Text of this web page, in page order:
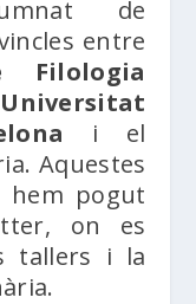
de
entre
Filologia
i el
Aquestes
hem pogut
on es
tallers i la